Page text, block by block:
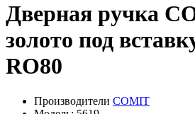
Дверная ручка
золото под
RO80
Производители COMIT